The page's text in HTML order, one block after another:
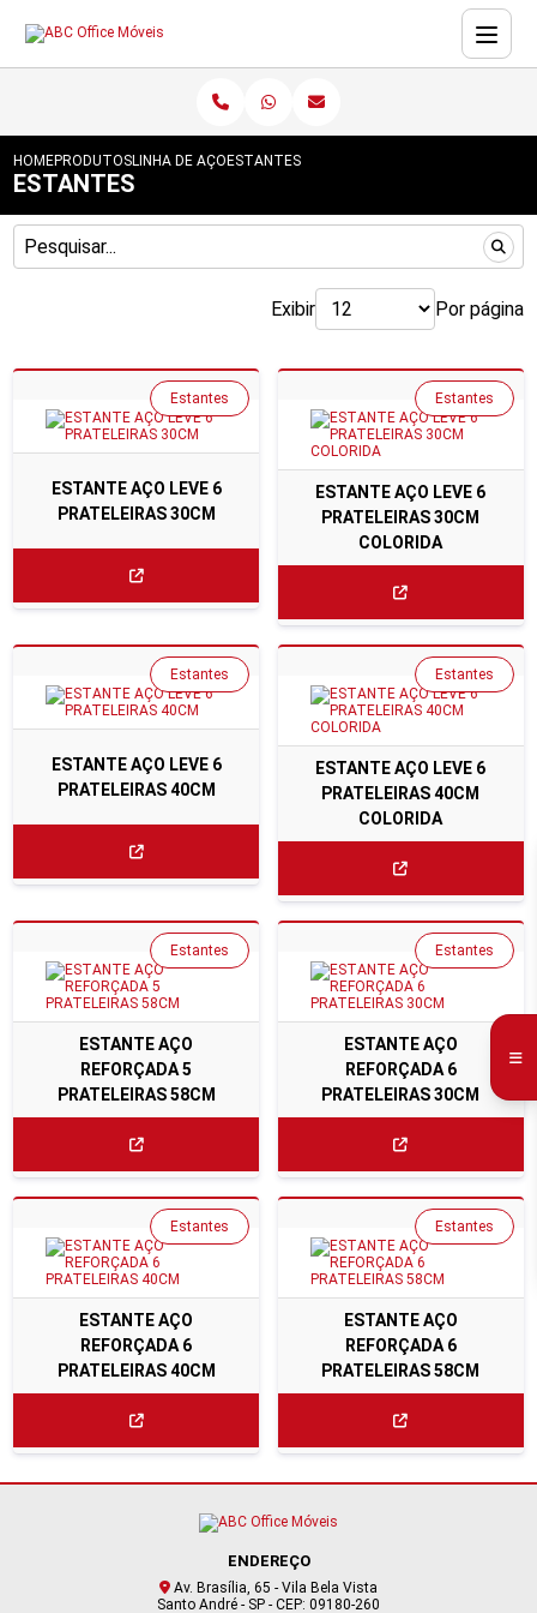
HOMEPRODUTOSLINHA DE AÇO ESTANTES
ESTANTES
Exibir Por página
ESTANTE AÇO LEVE 6
PRATELEIRAS 30CM
Estantes
ESTANTE AÇO LEVE 6
PRATELEIRAS 30CM
COLORIDA
Estantes
ESTANTE AÇO LEVE 6
PRATELEIRAS 40CM
Estantes
ESTANTE AÇO LEVE 6
PRATELEIRAS 40CM
COLORIDA
Estantes
ESTANTE AÇO
REFORÇADA 5
PRATELEIRAS 58CM
Estantes
ESTANTE AÇO
REFORÇADA 6
PRATELEIRAS 30CM
Estantes
ESTANTE AÇO
REFORÇADA 6
PRATELEIRAS 40CM
Estantes
ESTANTE AÇO
REFORÇADA 6
PRATELEIRAS 58CM
Estantes
ENDEREÇO
Av. Brasília, 65 - Vila Bela Vista
Santo André - SP - CEP: 09180-260